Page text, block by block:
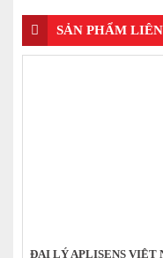
SẢN PHẨM
ĐẠI LÝ APLISENS VIỆT